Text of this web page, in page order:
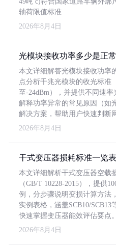
轴荷限值标准
2026年8月4日
光模块接收功率多少是正常
本文详细解答光模块接收功率
点分析千兆光模块的收光标准
至-24dBm），并提供不同速
解释功率异常的常见原因（如
解决方案，帮助用户快速判断
2026年8月4日
干式变压器损耗标准一览
本文详细解析干式变压器空载
（GB/T 10228-2015），提供
例，分步骤说明变损计算方法
实例表格，涵盖SCB10/
快速掌握变压器能效评估要点。
2026年8月4日